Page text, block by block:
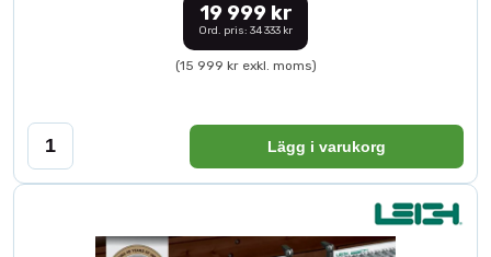
19 999 kr
Ord. pris: 34 333 kr
(15 999 kr exkl. moms)
Lägg i varukorg